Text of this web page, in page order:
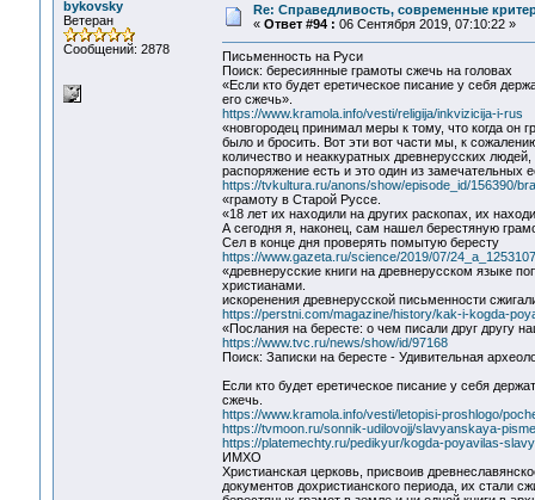
bykovsky
Ветеран
Сообщений: 2878
Re: Справедливость, современные
« Ответ #94 : 06 Сентября 2019, 07:10:22 »
Письменность на Руси
Поиск: бересиянные грамоты сжечь на головах
«Если кто будет еретическое писание у себя
его сжечь».
https://www.kramola.info/vesti/religija/inkvizicija-i-rus
«новгородец принимал меры к тому, что когда он
было и бросить. Вот эти вот части мы, к
количество и неаккуратных древнерусских
распоряжение есть и это один из замечательных
https://tvkultura.ru/anons/show/episode_id/156390/
«грамоту в Старой Руссе.
«18 лет их находили на других раскопах, их
А сегодня я, наконец, сам нашел берестяную
Сел в конце дня проверять помытую бересту
https://www.gazeta.ru/science/2019/07/
«древнерусские книги на древнерусском языке
христианами.
искоренения древнерусской письменности
https://perstni.com/magazine/history/kak-i-kogda-
«Послания на бересте: о чем писали друг другу
https://www.tvc.ru/news/show/id/97168
Поиск: Записки на бересте - Удивительная
Если кто будет еретическое писание у себя
сжечь.
https://www.kramola.info/vesti/letopisi-proshlogo/
https://tvmoon.ru/sonnik-udilovojj/slavyanskaya-
https://platemechty.ru/pedikyur/kogda-poyavilas-
ИМХО
Христианская церковь, присвоив
документов дохристианского периода, их стали